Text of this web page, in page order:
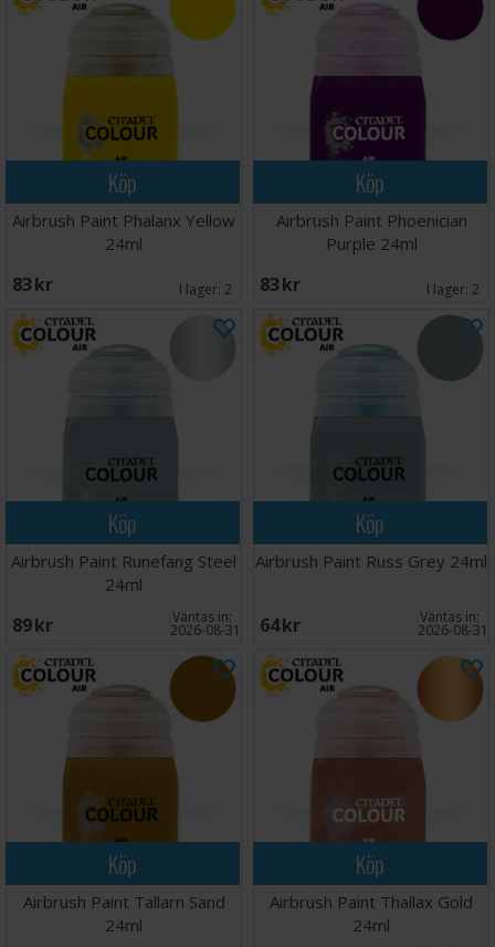
Köp
Airbrush Paint Phalanx Yellow
24ml
83 SEK I lager: 2
Köp
Airbrush Paint Phoenician
Purple 24ml
83 SEK I lager: 2
Köp
Airbrush Paint Runefang Steel
24ml
89 SEK Väntas in:
2026-08-31
Köp
Airbrush Paint Russ Grey 24ml
64 SEK Väntas in:
2026-08-31
Köp
Airbrush Paint Tallarn Sand
24ml
Köp
Airbrush Paint Thallax Gold
24ml